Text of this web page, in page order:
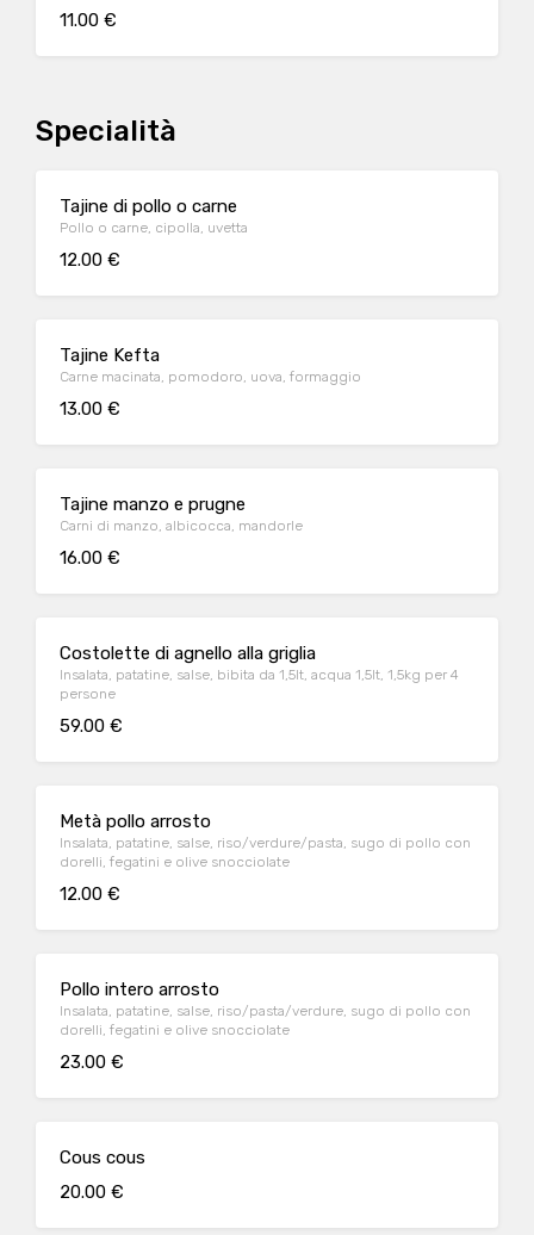
11.00 €
Specialità
Tajine di pollo o carne
Pollo o carne, cipolla, uvetta
12.00 €
Tajine Kefta
Carne macinata, pomodoro, uova, formaggio
13.00 €
Tajine manzo e prugne
Carni di manzo, albicocca, mandorle
16.00 €
Costolette di agnello alla griglia
Insalata, patatine, salse, bibita da 1,5lt, acqua 1,5lt, 1,5kg per 4
persone
59.00 €
Metà pollo arrosto
Insalata, patatine, salse, riso/verdure/pasta, sugo di pollo con
dorelli, fegatini e olive snocciolate
12.00 €
Pollo intero arrosto
Insalata, patatine, salse, riso/pasta/verdure, sugo di pollo con
dorelli, fegatini e olive snocciolate
23.00 €
Cous cous
20.00 €